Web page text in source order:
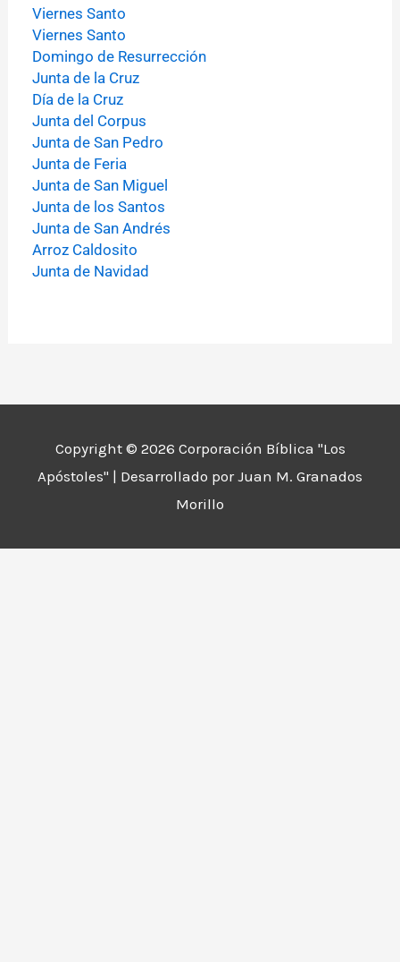
Viernes Santo
Viernes Santo
Domingo de Resurrección
Junta de la Cruz
Día de la Cruz
Junta del Corpus
Junta de San Pedro
Junta de Feria
Junta de San Miguel
Junta de los Santos
Junta de San Andrés
Arroz Caldosito
Junta de Navidad
Copyright © 2026 Corporación Bíblica "Los
Apóstoles" | Desarrollado por Juan M. Granados
Morillo